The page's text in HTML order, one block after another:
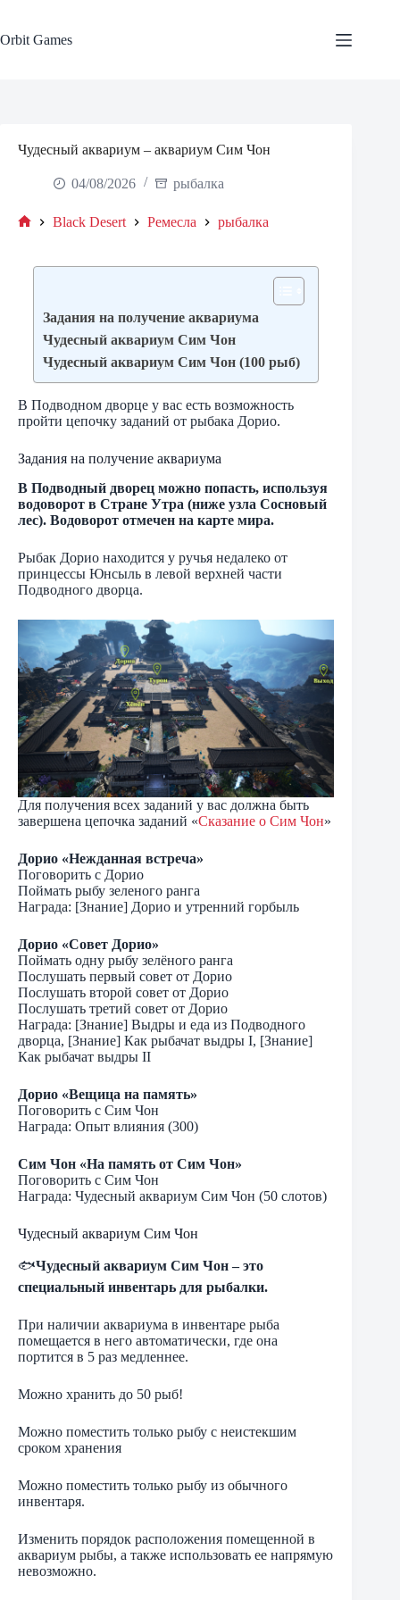
content
Orbit Games
Чудесный аквариум – аквариум Сим Чон
04/08/2026 рыбалка
Black Desert Ремесла рыбалка
Задания на получение аквариума
Чудесный аквариум Сим Чон
Чудесный аквариум Сим Чон (100 рыб)
В Подводном дворце у вас есть возможность
пройти цепочку заданий от рыбака Дорио.
Задания на получение аквариума
В Подводный дворец можно попасть, используя
водоворот в Стране Утра (ниже узла Сосновый
лес). Водоворот отмечен на карте мира.
Рыбак Дорио находится у ручья недалеко от
принцессы Юнсыль в левой верхней части
Подводного дворца.
Для получения всех заданий у вас должна быть
завершена цепочка заданий «Сказание о Сим Чон»
Дорио «Нежданная встреча»
Поговорить с Дорио
Поймать рыбу зеленого ранга
Награда: [Знание] Дорио и утренний горбыль
Дорио «Совет Дорио»
Поймать одну рыбу зелёного ранга
Послушать первый совет от Дорио
Послушать второй совет от Дорио
Послушать третий совет от Дорио
Награда: [Знание] Выдры и еда из Подводного
дворца, [Знание] Как рыбачат выдры I, [Знание]
Как рыбачат выдры II
Дорио «Вещица на память»
Поговорить с Сим Чон
Награда: Опыт влияния (300)
Сим Чон «На память от Сим Чон»
Поговорить с Сим Чон
Награда: Чудесный аквариум Сим Чон (50 слотов)
Чудесный аквариум Сим Чон
🐟Чудесный аквариум Сим Чон – это
специальный инвентарь для рыбалки.
При наличии аквариума в инвентаре рыба
помещается в него автоматически, где она
портится в 5 раз медленнее.
Можно хранить до 50 рыб!
Можно поместить только рыбу с неистекшим
сроком хранения
Можно поместить только рыбу из обычного
инвентаря.
Изменить порядок расположения помещенной в
аквариум рыбы, а также использовать ее напрямую
невозможно.